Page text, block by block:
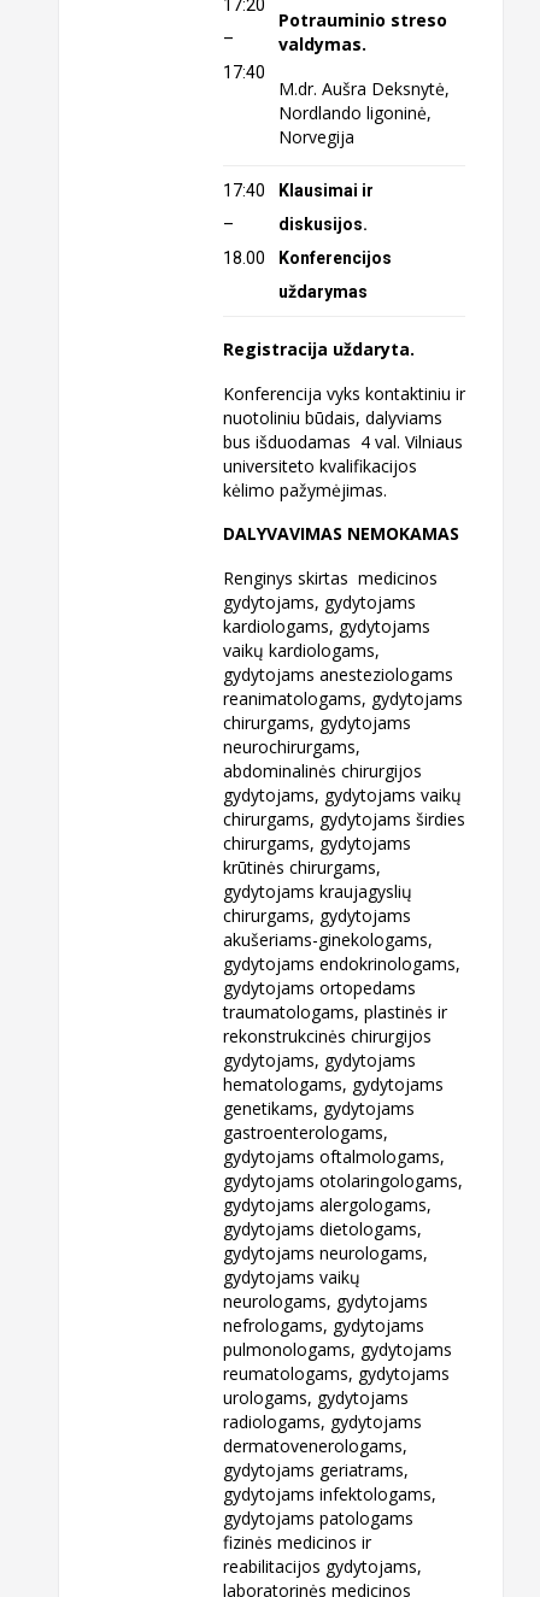
17:20
–
17:40
Potrauminio streso
valdymas.
M.dr. Aušra Deksnytė,
Nordlando ligoninė,
Norvegija
17:40
–
18.00
Klausimai ir
diskusijos.
Konferencijos
uždarymas
Registracija uždaryta.
Konferencija vyks kontaktiniu ir
nuotoliniu būdais, dalyviams
bus išduodamas 4 val. Vilniaus
universiteto kvalifikacijos
kėlimo pažymėjimas.
DALYVAVIMAS NEMOKAMAS
Renginys skirtas medicinos
gydytojams, gydytojams
kardiologams, gydytojams
vaikų kardiologams,
gydytojams anesteziologams
reanimatologams, gydytojams
chirurgams, gydytojams
neurochirurgams,
abdominalinės chirurgijos
gydytojams, gydytojams vaikų
chirurgams, gydytojams širdies
chirurgams, gydytojams
krūtinės chirurgams,
gydytojams kraujagyslių
chirurgams, gydytojams
akušeriams-ginekologams,
gydytojams endokrinologams,
gydytojams ortopedams
traumatologams, plastinės ir
rekonstrukcinės chirurgijos
gydytojams, gydytojams
hematologams, gydytojams
genetikams, gydytojams
gastroenterologams,
gydytojams oftalmologams,
gydytojams otolaringologams,
gydytojams alergologams,
gydytojams dietologams,
gydytojams neurologams,
gydytojams vaikų
neurologams, gydytojams
nefrologams, gydytojams
pulmonologams, gydytojams
reumatologams, gydytojams
urologams, gydytojams
radiologams, gydytojams
dermatovenerologams,
gydytojams geriatrams,
gydytojams infektologams,
gydytojams patologams
fizinės medicinos ir
reabilitacijos gydytojams,
laboratorinės medicinos